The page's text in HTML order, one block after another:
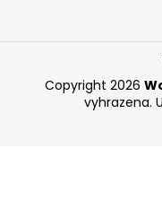
Copyright 2026
vyhrazena.